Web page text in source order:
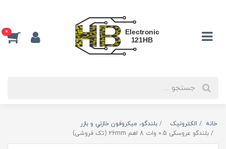
0
خانه الکترونیک
بلندگو، ميكروفون خازني و بازر
بلندگو عروسکی 0.5 وات 8 اهم 26mm (تک فروشی)